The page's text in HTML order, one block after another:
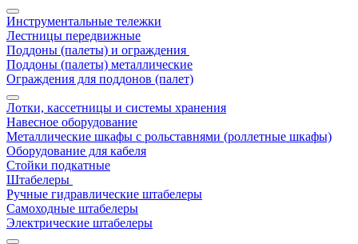
Инструментальные тележки
Лестницы передвижные
Поддоны (палеты) и ограждения
Поддоны (палеты) металлические
Ограждения для поддонов (палет)
Лотки, кассетницы и системы хранения
Навесное оборудование
Металлические шкафы с рольставнями (роллетные шкафы)
Оборудование для кабеля
Стойки подкатные
Штабелеры
Ручные гидравлические штабелеры
Самоходные штабелеры
Электрические штабелеры